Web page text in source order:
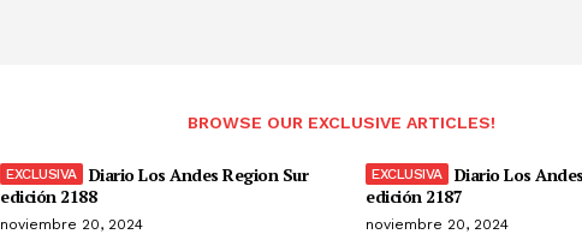
BROWSE OUR EXCLUSIVE ARTICLES!
Diario Los Andes Region Sur
edición 2188
noviembre 20, 2024
Diario Los
edición 2187
noviembre 20, 2024